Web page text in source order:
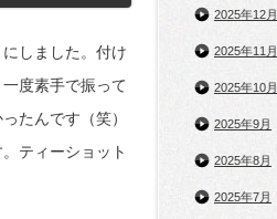
しました。付け
度素手で振って
たんです（笑）
ティーショット
2025年12月
2025年11月
2025年10月
2025年9月
2025年8月
2025年7月